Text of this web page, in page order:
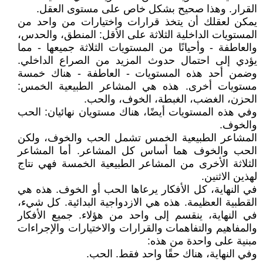
القرار. وهذا صحيح بشكل خاص على مستوى العقل.
يمكن لعقلك أن يتخذ قرارات واختيارات من واحد من
المستويات الداخلية الثلاثة على الأقل: المنطق، والحدس،
والعاطفة - وأحيانًا من المستويات الثلاثة جميعها - مما
يؤدي إلى احتمال حدوث المزيد من الصراع الداخلي.
وضمن أحد هذه المستويات - العاطفة - هناك خمسة
مستويات أخرى. هذه هي المشاعر الطبيعية الخمس:
الحزن، الغضب، الغبطة، الخوف، والحب.
وفي هذه المستويات أيضًا، هناك مستويان نهائيان: الحب
والخوف.
المشاعر الطبيعية الخمس تشمل الحب والخوف، ولكن
الحب والخوف هما أساس كل المشاعر. أما المشاعر
الثلاثة الأخرى من المشاعر الطبيعية الخمسة فهي نتاج
لهذين الاثنين.
في النهاية، كل الأفكار يرعاها الحب أو الخوف. هذه هي
القطبية العظيمة. هذه هي الازدواجية البدائية. كل شيء،
في النهاية، ينقسم إلى واحد من هؤلاء. جميع الأفكار
والمفاهيم والتفاهمات والقرارات والاختيارات والإجراءات
مبنية على واحدة من هذه:
وفي النهاية، هناك حقًا واحد فقط. الحب.